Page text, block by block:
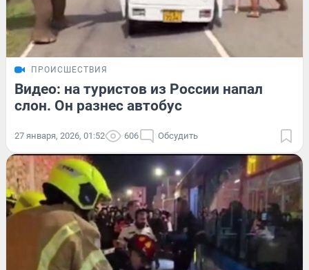
ПРОИСШЕСТВИЯ
Видео: на туристов из России напал
слон. Он разнес автобус
27 января, 2026, 01:52 606 Обсудить